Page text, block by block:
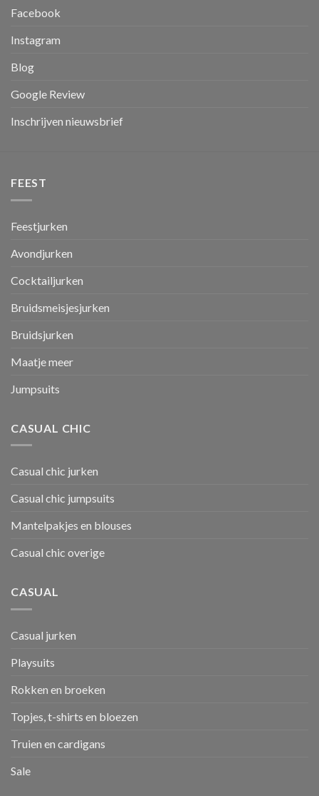
Facebook
Instagram
Blog
Google Review
Inschrijven nieuwsbrief
FEEST
Feestjurken
Avondjurken
Cocktailjurken
Bruidsmeisjesjurken
Bruidsjurken
Maatje meer
Jumpsuits
CASUAL CHIC
Casual chic jurken
Casual chic jumpsuits
Mantelpakjes en blouses
Casual chic overige
CASUAL
Casual jurken
Playsuits
Rokken en broeken
Topjes, t-shirts en bloezen
Truien en cardigans
Sale